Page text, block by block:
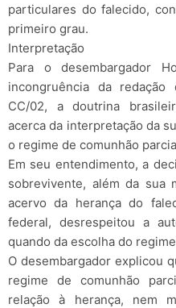
particulares do falecido,
primeiro grau.
Interpretação
Para o desembargador
incongruência da
CC/02, a doutrina
acerca da interpretação da
o regime de comunhão
Em seu entendimento, a
sobrevivente, além da sua
acervo da herança do
federal, desrespeitou a
quando da escolha do
O desembargador explicou
regime de comunhão
relação à herança, nem